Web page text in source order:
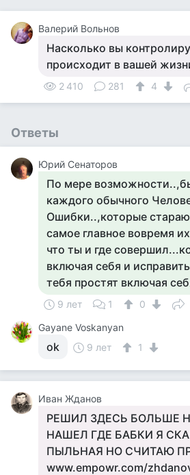
Валерий Вольнов
Насколько вы
происходит в вашей
2 410 281 4
Ответы
Юрий Сенаторов
По мере
каждого обычного
Ошибки..,которые
самое главное вовремя
что ты и где
включая себя и
тебя простят включая
9 лет 1
0
Gayane Voskanyan
ok 9 лет 1
Иван Жданов
РЕШИЛ ЗДЕСЬ БОЛЬШЕ
НАШЕЛ ГДЕ БАБКИ Я
ПЫЛЬНАЯ НО СЧИТАЮ
www.empowr.com/